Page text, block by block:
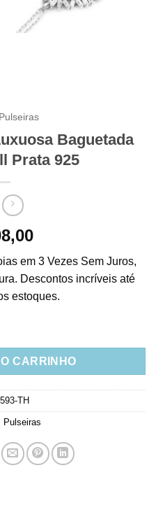
Pulseiras
Baguetada
Prata 925
em 3 Vezes Sem Juros,
Descontos incríveis até
estoques.
Perola Shell Prata 925
CARRINHO
TH
Pulseiras